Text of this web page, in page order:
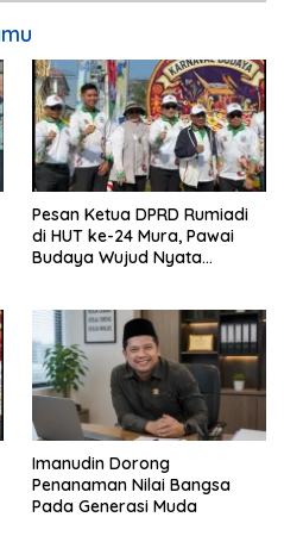
Pesan Ketua DPRD Rumiadi
di HUT ke-24 Mura, Pawai
Budaya Wujud Nyata
Imanudin Dorong
Penanaman Nilai Bangsa
Pada Generasi Muda